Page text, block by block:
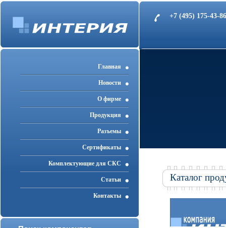
+7 (495) 175-43-
Главная
Новости
О фирме
Продукция
Разъемы
Cертификаты
Комплектующие для СКС
Статьи
Контакты
Каталог